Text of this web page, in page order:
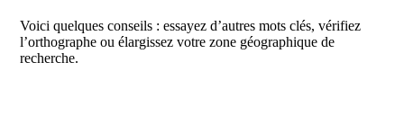
Voici quelques conseils : essayez d’autres mots clés, vérifiez
l’orthographe ou élargissez votre zone géographique de
recherche.